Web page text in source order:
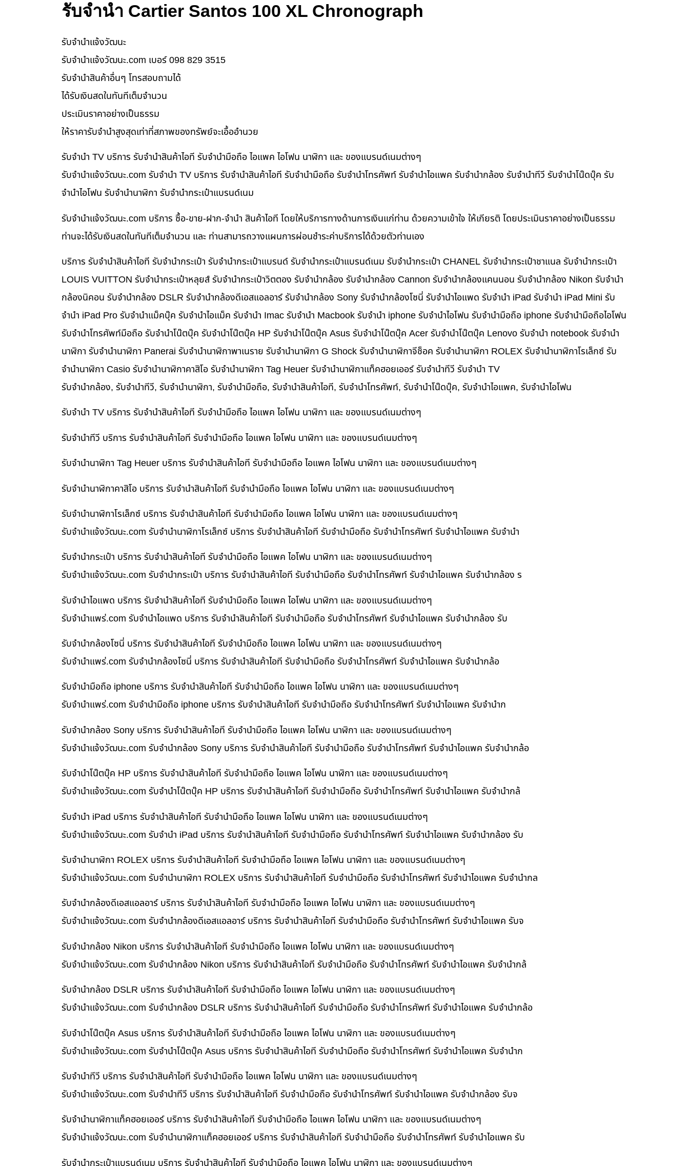
รับจำนำ Cartier Santos 100 XL Chronograph
รับจํานําแจ้งวัฒนะ
รับจํานําแจ้งวัฒนะ.com เบอร์ 098 829 3515
รับจำนำสินค้าอื่นๆ โทรสอบถามได้
ได้รับเงินสดในทันทีเต็มจำนวน
ประเมินราคาอย่างเป็นธรรม
ให้ราคารับจำนำสูงสุดเท่าที่สภาพของทรัพย์จะเอื้ออำนวย
รับจำนำ TV บริการ รับจำนำสินค้าไอที รับจำนำมือถือ ไอแพค ไอโฟน นาฬิกา และ ของแบรนด์เนมต่างๆ
รับจํานําแจ้งวัฒนะ.com รับจำนำ TV บริการ รับจำนำสินค้าไอที รับจำนำมือถือ รับจำนำโทรศัพท์ รับจำนำไอแพค รับจำนำกล้อง รับจำนำทีวี รับจำนำโน๊ดบุ๊ค รับ
จำนำไอโฟน รับจำนำนาฬิกา รับจำนำกระเป๋าแบรนด์เนม
รับจํานําแจ้งวัฒนะ.com บริการ ซื้อ-ขาย-ฝาก-จำนำ สินค้าไอที โดยให้บริการทางด้านการเงินแก่ท่าน ด้วยความเข้าใจ ให้เกียรติ โดยประเมินราคาอย่างเป็นธรรม
ท่านจะได้รับเงินสดในทันทีเต็มจำนวน และ ท่านสามารถวางแผนการผ่อนชำระค่าบริการได้ด้วยตัวท่านเอง
บริการ รับจำนำสินค้าไอที รับจำนำกระเป๋า รับจำนำกระเป๋าแบรนด์ รับจำนำกระเป๋าแบรนด์เนม รับจำนำกระเป๋า CHANEL รับจำนำกระเป๋าชาแนล รับจำนำกระเป๋า
LOUIS VUITTON รับจำนำกระเป๋าหลุยส์ รับจำนำกระเป๋าวิตตอง รับจำนำกล้อง รับจำนำกล้อง Cannon รับจำนำกล้องแคนนอน รับจำนำกล้อง Nikon รับจำนำ
กล้องนิคอน รับจำนำกล้อง DSLR รับจำนำกล้องดีเอสแอลอาร์ รับจำนำกล้อง Sony รับจำนำกล้องโซนี่ รับจำนำไอแพด รับจำนำ iPad รับจำนำ iPad Mini รับ
จำนำ iPad Pro รับจำนำแม็คบุ๊ค รับจำนำไอแม็ค รับจำนำ Imac รับจำนำ Macbook รับจำนำ iphone รับจำนำไอโฟน รับจำนำมือถือ iphone รับจำนำมือถือไอโฟน
รับจำนำโทรศัพท์มือถือ รับจำนำโน๊ตบุ๊ค รับจำนำโน๊ตบุ๊ค HP รับจำนำโน๊ตบุ๊ค Asus รับจำนำโน๊ตบุ๊ค Acer รับจำนำโน๊ตบุ๊ค Lenovo รับจำนำ notebook รับจำนำ
นาฬิกา รับจำนำนาฬิกา Panerai รับจำนำนาฬิกาพาเนราย รับจำนำนาฬิกา G Shock รับจำนำนาฬิกาจีช็อค รับจำนำนาฬิกา ROLEX รับจำนำนาฬิกาโรเล็กซ์ รับ
จำนำนาฬิกา Casio รับจำนำนาฬิกาคาสิโอ รับจำนำนาฬิกา Tag Heuer รับจำนำนาฬิกาแท็คฮอยเออร์ รับจำนำทีวี รับจำนำ TV
รับจำนำกล้อง, รับจำนำทีวี, รับจำนำนาฬิกา, รับจำนำมือถือ, รับจำนำสินค้าไอที, รับจำนำโทรศัพท์, รับจำนำโน๊ดบุ๊ค, รับจำนำไอแพค, รับจำนำไอโฟน
รับจำนำ TV บริการ รับจำนำสินค้าไอที รับจำนำมือถือ ไอแพค ไอโฟน นาฬิกา และ ของแบรนด์เนมต่างๆ
รับจำนำทีวี บริการ รับจำนำสินค้าไอที รับจำนำมือถือ ไอแพค ไอโฟน นาฬิกา และ ของแบรนด์เนมต่างๆ
รับจำนำนาฬิกา Tag Heuer บริการ รับจำนำสินค้าไอที รับจำนำมือถือ ไอแพค ไอโฟน นาฬิกา และ ของแบรนด์เนมต่างๆ
รับจำนำนาฬิกาคาสิโอ บริการ รับจำนำสินค้าไอที รับจำนำมือถือ ไอแพค ไอโฟน นาฬิกา และ ของแบรนด์เนมต่างๆ
รับจำนำนาฬิกาโรเล็กซ์ บริการ รับจำนำสินค้าไอที รับจำนำมือถือ ไอแพค ไอโฟน นาฬิกา และ ของแบรนด์เนมต่างๆ
รับจํานําแจ้งวัฒนะ.com รับจำนำนาฬิกาโรเล็กซ์ บริการ รับจำนำสินค้าไอที รับจำนำมือถือ รับจำนำโทรศัพท์ รับจำนำไอแพค รับจำนำ
รับจำนำกระเป๋า บริการ รับจำนำสินค้าไอที รับจำนำมือถือ ไอแพค ไอโฟน นาฬิกา และ ของแบรนด์เนมต่างๆ
รับจํานําแจ้งวัฒนะ.com รับจำนำกระเป๋า บริการ รับจำนำสินค้าไอที รับจำนำมือถือ รับจำนำโทรศัพท์ รับจำนำไอแพค รับจำนำกล้อง ร
รับจำนำไอแพด บริการ รับจำนำสินค้าไอที รับจำนำมือถือ ไอแพค ไอโฟน นาฬิกา และ ของแบรนด์เนมต่างๆ
รับจํานําแพร่.com รับจำนำไอแพด บริการ รับจำนำสินค้าไอที รับจำนำมือถือ รับจำนำโทรศัพท์ รับจำนำไอแพค รับจำนำกล้อง รับ
รับจำนำกล้องโซนี่ บริการ รับจำนำสินค้าไอที รับจำนำมือถือ ไอแพค ไอโฟน นาฬิกา และ ของแบรนด์เนมต่างๆ
รับจํานําแพร่.com รับจำนำกล้องโซนี่ บริการ รับจำนำสินค้าไอที รับจำนำมือถือ รับจำนำโทรศัพท์ รับจำนำไอแพค รับจำนำกล้อ
รับจำนำมือถือ iphone บริการ รับจำนำสินค้าไอที รับจำนำมือถือ ไอแพค ไอโฟน นาฬิกา และ ของแบรนด์เนมต่างๆ
รับจํานําแพร่.com รับจำนำมือถือ iphone บริการ รับจำนำสินค้าไอที รับจำนำมือถือ รับจำนำโทรศัพท์ รับจำนำไอแพค รับจำนำก
รับจำนำกล้อง Sony บริการ รับจำนำสินค้าไอที รับจำนำมือถือ ไอแพค ไอโฟน นาฬิกา และ ของแบรนด์เนมต่างๆ
รับจํานําแจ้งวัฒนะ.com รับจำนำกล้อง Sony บริการ รับจำนำสินค้าไอที รับจำนำมือถือ รับจำนำโทรศัพท์ รับจำนำไอแพค รับจำนำกล้อ
รับจำนำโน๊ตบุ๊ค HP บริการ รับจำนำสินค้าไอที รับจำนำมือถือ ไอแพค ไอโฟน นาฬิกา และ ของแบรนด์เนมต่างๆ
รับจํานําแจ้งวัฒนะ.com รับจำนำโน๊ตบุ๊ค HP บริการ รับจำนำสินค้าไอที รับจำนำมือถือ รับจำนำโทรศัพท์ รับจำนำไอแพค รับจำนำกล้
รับจำนำ iPad บริการ รับจำนำสินค้าไอที รับจำนำมือถือ ไอแพค ไอโฟน นาฬิกา และ ของแบรนด์เนมต่างๆ
รับจํานําแจ้งวัฒนะ.com รับจำนำ iPad บริการ รับจำนำสินค้าไอที รับจำนำมือถือ รับจำนำโทรศัพท์ รับจำนำไอแพค รับจำนำกล้อง รับ
รับจำนำนาฬิกา ROLEX บริการ รับจำนำสินค้าไอที รับจำนำมือถือ ไอแพค ไอโฟน นาฬิกา และ ของแบรนด์เนมต่างๆ
รับจํานําแจ้งวัฒนะ.com รับจำนำนาฬิกา ROLEX บริการ รับจำนำสินค้าไอที รับจำนำมือถือ รับจำนำโทรศัพท์ รับจำนำไอแพค รับจำนำกล
รับจำนำกล้องดีเอสแอลอาร์ บริการ รับจำนำสินค้าไอที รับจำนำมือถือ ไอแพค ไอโฟน นาฬิกา และ ของแบรนด์เนมต่างๆ
รับจํานําแจ้งวัฒนะ.com รับจำนำกล้องดีเอสแอลอาร์ บริการ รับจำนำสินค้าไอที รับจำนำมือถือ รับจำนำโทรศัพท์ รับจำนำไอแพค รับจ
รับจำนำกล้อง Nikon บริการ รับจำนำสินค้าไอที รับจำนำมือถือ ไอแพค ไอโฟน นาฬิกา และ ของแบรนด์เนมต่างๆ
รับจํานําแจ้งวัฒนะ.com รับจำนำกล้อง Nikon บริการ รับจำนำสินค้าไอที รับจำนำมือถือ รับจำนำโทรศัพท์ รับจำนำไอแพค รับจำนำกล้
รับจำนำกล้อง DSLR บริการ รับจำนำสินค้าไอที รับจำนำมือถือ ไอแพค ไอโฟน นาฬิกา และ ของแบรนด์เนมต่างๆ
รับจํานําแจ้งวัฒนะ.com รับจำนำกล้อง DSLR บริการ รับจำนำสินค้าไอที รับจำนำมือถือ รับจำนำโทรศัพท์ รับจำนำไอแพค รับจำนำกล้อ
รับจำนำโน๊ตบุ๊ค Asus บริการ รับจำนำสินค้าไอที รับจำนำมือถือ ไอแพค ไอโฟน นาฬิกา และ ของแบรนด์เนมต่างๆ
รับจํานําแจ้งวัฒนะ.com รับจำนำโน๊ตบุ๊ค Asus บริการ รับจำนำสินค้าไอที รับจำนำมือถือ รับจำนำโทรศัพท์ รับจำนำไอแพค รับจำนำก
รับจำนำทีวี บริการ รับจำนำสินค้าไอที รับจำนำมือถือ ไอแพค ไอโฟน นาฬิกา และ ของแบรนด์เนมต่างๆ
รับจํานําแจ้งวัฒนะ.com รับจำนำทีวี บริการ รับจำนำสินค้าไอที รับจำนำมือถือ รับจำนำโทรศัพท์ รับจำนำไอแพค รับจำนำกล้อง รับจ
รับจำนำนาฬิกาแท็คฮอยเออร์ บริการ รับจำนำสินค้าไอที รับจำนำมือถือ ไอแพค ไอโฟน นาฬิกา และ ของแบรนด์เนมต่างๆ
รับจํานําแจ้งวัฒนะ.com รับจำนำนาฬิกาแท็คฮอยเออร์ บริการ รับจำนำสินค้าไอที รับจำนำมือถือ รับจำนำโทรศัพท์ รับจำนำไอแพค รับ
รับจำนำกระเป๋าแบรนด์เนม บริการ รับจำนำสินค้าไอที รับจำนำมือถือ ไอแพค ไอโฟน นาฬิกา และ ของแบรนด์เนมต่างๆ